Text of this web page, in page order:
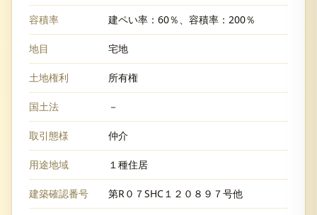
容積率 建ペい率：60％、容積率：200％
地目 宅地
土地権利 所有権
国土法 －
取引態様 仲介
用途地域 １種住居
建築確認番号 第R０７SHC１２０８９７号他